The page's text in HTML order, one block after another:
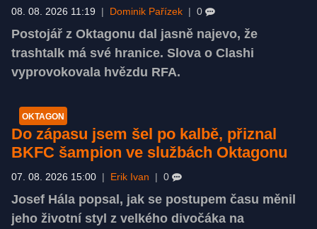
08. 08. 2026 11:19 Dominik Pařízek 0
Postojář z Oktagonu dal jasně najevo, že
trashtalk má své hranice. Slova o Clashi
vyprovokovala hvězdu RFA.
OKTAGON
Do zápasu jsem šel po kalbě, přiznal
BKFC šampion ve službách Oktagonu
07. 08. 2026 15:00 Erik Ivan 0
Josef Hála popsal, jak se postupem času měnil
jeho životní styl z velkého divočáka na